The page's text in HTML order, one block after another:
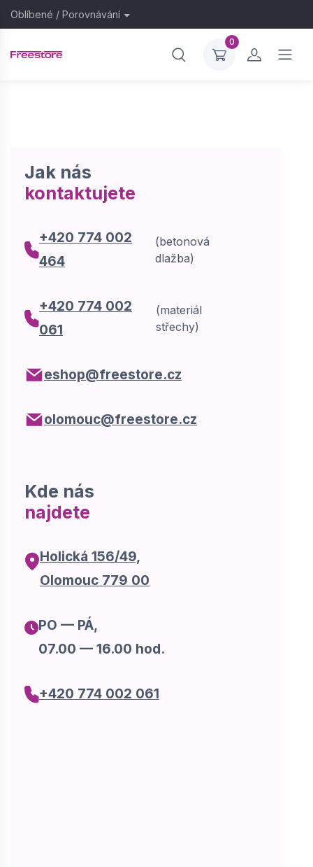
Oblíbené / Porovnávání
0
Jak nás
kontaktujete
+420 774 002
464
(betonová
dlažba)
+420 774 002
061
(materiál
střechy)
eshop@freestore.cz
olomouc@freestore.cz
Kde nás
najdete
Holická 156/49,
Olomouc 779 00
PO — PÁ,
07.00 — 16.00 hod.
+420 774 002 061